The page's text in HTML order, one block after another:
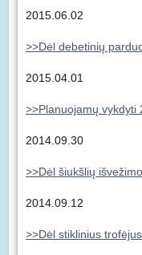
2015.06.02
>>Dėl debetinių
2015.04.01
>>Planuojamų vykdyti
2014.09.30
>>Dėl šiukšlių
2014.09.12
>>Dėl stiklinius